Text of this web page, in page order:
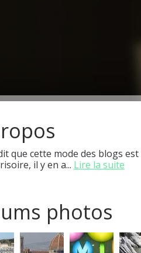
que cette mode des blogs
il y en a... Lire la suite
photos